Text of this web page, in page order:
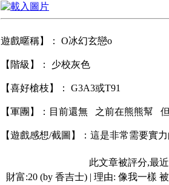
遊戲暱稱】： O冰幻玄戀o
【階級】： 少校灰色
【喜好槍枝】： G3A3或T91
【軍團】：目前還無 之前在熊熊幫
【遊戲感想/截圖】：這是非常需要實
此文章被評分,最
財富:20 (by 香吉士) | 理由: 像我一樣